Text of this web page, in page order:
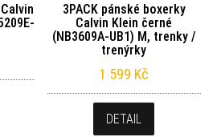
3PACK pánské boxerky
Calvin Klein černé
(NB3609A-UB1) M, trenky /
trenýrky
1 599 Kč
DETAIL